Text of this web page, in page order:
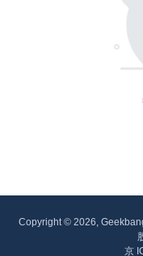
Copyright © 2026,
京